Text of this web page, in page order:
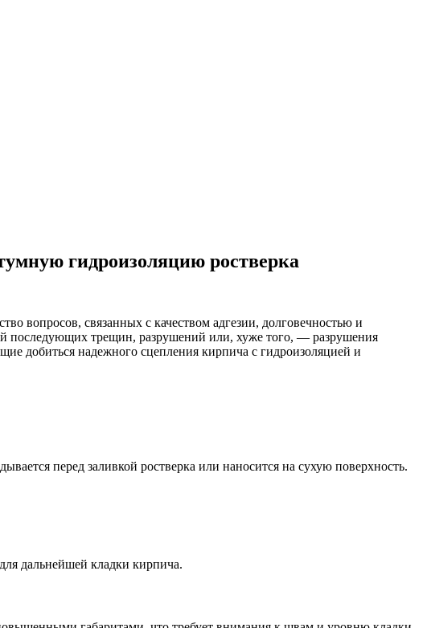
гидроизоляцию ростверка
вопросов, связанных с качеством адгезии, долговечностью и
последующих трещин, разрушений или, хуже того, — разрушения
добиться надежного сцепления кирпича с гидроизоляцией и
перед заливкой ростверка или наносится на сухую поверхность.
дальнейшей кладки кирпича.